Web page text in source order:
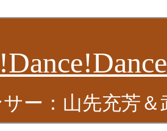
ー：山先充芳